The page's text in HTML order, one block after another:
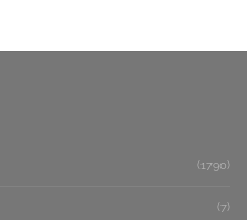
(1790)
(7)